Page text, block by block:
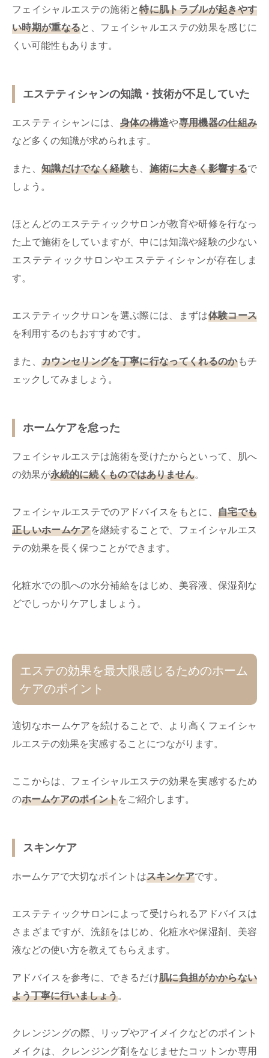
フェイシャルエステの施術と特に肌トラブルが起きやす
い時期が重なると、フェイシャルエステの効果を感じに
くい可能性もあります。
エステティシャンの知識・技術が不足していた
エステティシャンには、 身体の構造や専用機器の仕組み
など多くの知識が求められます。
また、 知識だけでなく経験も、 施術に大きく影響するで
しょう。
ほとんどのエステティックサロンが教育や研修を行なっ
た上で施術をしていますが、中には知識や経験の少ない
エステティックサロンやエステティシャンが存在しま
す。
エステティックサロンを選ぶ際には、まずは体験コース
を利用するのもおすすめです。
また、 カウンセリングを丁寧に行なってくれるのかもチ
ェックしてみましょう。
ホームケアを怠った
フェイシャルエステは施術を受けたからといって、肌へ
の効果が永続的に続くものではありません。
フェイシャルエステでのアドバイスをもとに、 自宅でも
正しいホームケアを継続することで、フェイシャルエス
テの効果を長く保つことができます。
化粧水での肌への水分補給をはじめ、美容液、保湿剤な
どでしっかりケアしましょう。
エステの効果を最大限感じるためのホーム
ケアのポイント
適切なホームケアを続けることで、より高くフェイシャ
ルエステの効果を実感することにつながります。
ここからは、フェイシャルエステの効果を実感するため
のホームケアのポイントをご紹介します。
スキンケア
ホームケアで大切なポイントはスキンケアです。
エステティックサロンによって受けられるアドバイスは
さまざまですが、洗顔をはじめ、化粧水や保湿剤、美容
液などの使い方を教えてもらえます。
アドバイスを参考に、できるだけ肌に負担がかからない
よう丁寧に行いましょう。
クレンジングの際、リップやアイメイクなどのポイント
メイクは、クレンジング剤をなじませたコットンか専用